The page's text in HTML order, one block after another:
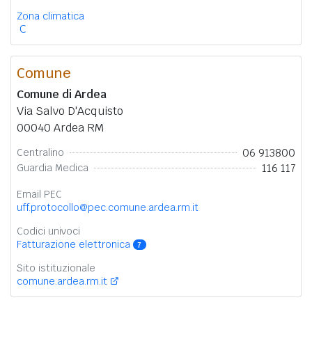
Zona climatica
C
Comune
Comune di Ardea
Via Salvo D'Acquisto
00040 Ardea RM
Centralino 06 913800
Guardia Medica 116 117
Email PEC
uff.protocollo@pec.comune.ardea.rm.it
Codici univoci
Fatturazione elettronica
7
Sito istituzionale
comune.ardea.rm.it